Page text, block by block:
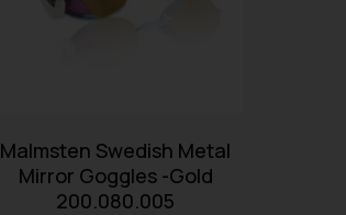
Malmsten Swedish Metal
Mirror Goggles -Gold
200.080.005